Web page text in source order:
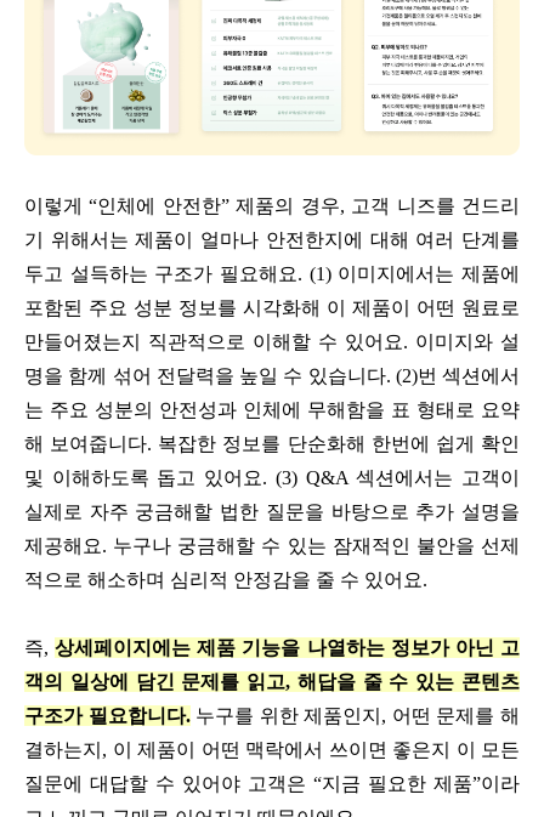
이렇게 “인체에 안전한” 제품의 경우, 고객 니즈를 건드리
기 위해서는 제품이 얼마나 안전한지에 대해 여러 단계를
두고 설득하는 구조가 필요해요. (1) 이미지에서는 제품에
포함된 주요 성분 정보를 시각화해 이 제품이 어떤 원료로
만들어졌는지 직관적으로 이해할 수 있어요. 이미지와 설
명을 함께 섞어 전달력을 높일 수 있습니다. (2)번 섹션에서
는 주요 성분의 안전성과 인체에 무해함을 표 형태로 요약
해 보여줍니다. 복잡한 정보를 단순화해 한번에 쉽게 확인
및 이해하도록 돕고 있어요. (3) Q&A 섹션에서는 고객이
실제로 자주 궁금해할 법한 질문을 바탕으로 추가 설명을
제공해요. 누구나 궁금해할 수 있는 잠재적인 불안을 선제
적으로 해소하며 심리적 안정감을 줄 수 있어요.
즉,상세페이지에는 제품 기능을 나열하는 정보가 아닌 고
객의 일상에 담긴 문제를 읽고, 해답을 줄 수 있는 콘텐츠
구조가 필요합니다.누구를 위한 제품인지, 어떤 문제를 해
결하는지, 이 제품이 어떤 맥락에서 쓰이면 좋은지 이 모든
질문에 대답할 수 있어야 고객은 “지금 필요한 제품”이라